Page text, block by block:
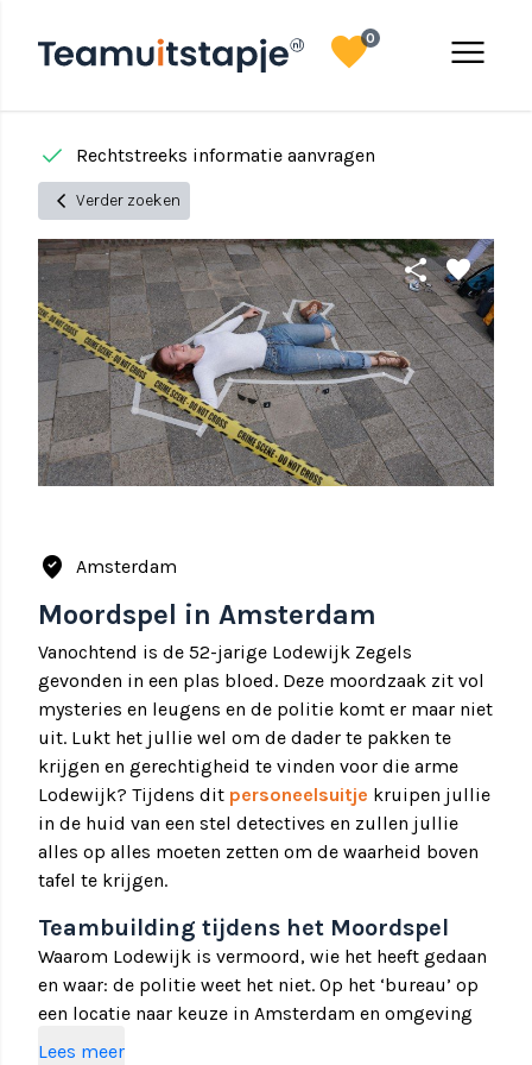
menu
favorite0
done Rechtstreeks informatie aanvragen
chevron_left Verder zoeken
Moordspel in Amsterdam
Vanochtend is de 52-jarige Lodewijk Zegels
gevonden in een plas bloed. Deze moordzaak zit vol
mysteries en leugens en de politie komt er maar niet
uit. Lukt het jullie wel om de dader te pakken te
krijgen en gerechtigheid te vinden voor die arme
Lodewijk? Tijdens dit personeelsuitje kruipen jullie
in de huid van een stel detectives en zullen jullie
alles op alles moeten zetten om de waarheid boven
tafel te krijgen.
Teambuilding tijdens het Moordspel
Waarom Lodewijk is vermoord, wie het heeft gedaan
en waar: de politie weet het niet. Op het ‘bureau’ op
een locatie naar keuze in Amsterdam en omgeving
zullen jullie worden bijgepraat over de zaak. Er is
Lees meer
share favorite
where_to_vote Amsterdam